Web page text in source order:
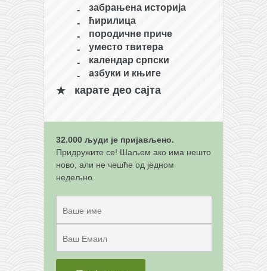
контакт
бесплатна е-књига
термини тренинга
моја прича
моја прича
контакт
забрањена историја
ћирилица
породичне приче
уместо твитера
календар српски
азбуки и књиге
карате део сајта
32.000 људи је пријављено.
Придружите се! Шаљем ако има нешто
ново, али не чешће од једном
недељно.